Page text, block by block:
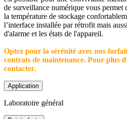
de surveillance numérique vous permet
la température de stockage
l’interface installée par rétrofit mais
d'alarme et les états de l'appareil.
Optez pour la sérénité avec nos
contrats de maintenance. Pour plus
contacter.
Application
Laboratoire général